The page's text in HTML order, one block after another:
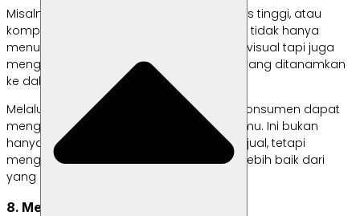
Misalnya, tekstur khusus, bahan berkualitas tinggi, atau
komponen teknis canggih. Pendekatan ini tidak hanya
menunjukkan keunggulan produk secara visual tapi juga
mengkomunikasikan upaya dan inovasi yang ditanamkan
ke dalam setiap item.
Melalui gambar yang fokus pada detail, konsumen dapat
menghargai nilai tambah dari produk kamu. Ini bukan
hanya tentang menunjukkan apa yang dijual, tetapi
mengapa produk tersebut berbeda dan lebih baik dari
yang lain.
8. Meningkatkan Konversi Penjualan